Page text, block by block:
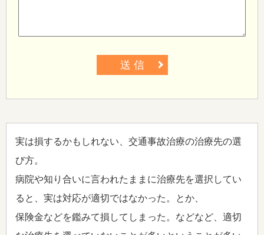
送 信
実は損するかもしれない、交通事故治療の治療先の選
び方。
病院や知り合いに言われたままに治療先を選択してい
ると、実は対応が適切ではなかった。とか、
保険金などを鑑みて損してしまった。などなど、適切